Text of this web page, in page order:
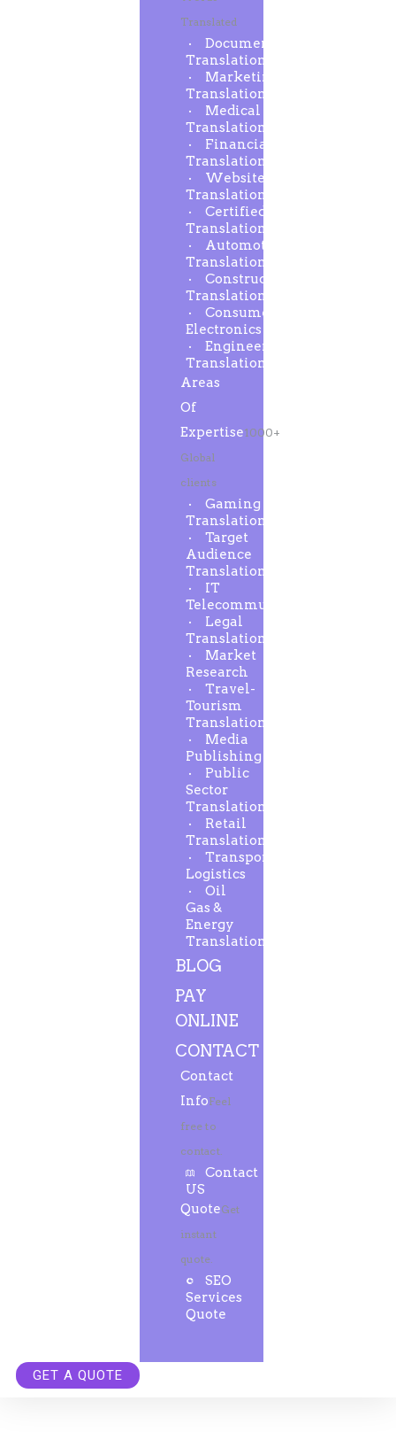
Translated
Document
Translation
Marketing
Translation
Medical
Translation
Financial
Translation
Website
Translation
Certified
Translation
Automotive
Translation
Construction
Translation
Consumer
Electronics
Engineering
Translation
Areas
Of
Expertise1000+
Global
clients
Gaming
Translation
Target
Audience
Translation
IT
Telecommunication
Legal
Translation
Market
Research
Travel-
Tourism
Translation
Media
Publishing
Public
Sector
Translation
Retail
Translation
Transport-
Logistics
Oil
Gas &
Energy
Translation
BLOG
PAY
ONLINE
CONTACT
Contact
InfoFeel
free to
contact.
Contact
US
QuoteGet
instant
quote.
SEO
Services
Quote
GET A QUOTE